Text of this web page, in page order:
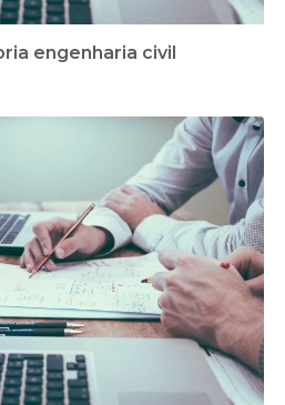
engenharia civil